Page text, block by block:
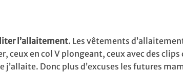
l’allaitement. Les vêtements
ceux en col V plongeant, ceux avec des
Donc plus d’excuses les futures